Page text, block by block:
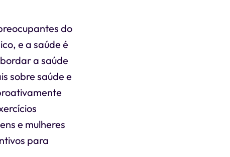
do
e a saúde é
a saúde
sobre saúde e
e mulheres
para